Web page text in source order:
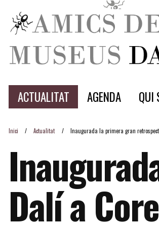
ACTUALITAT AGENDA QUI
Inici Actualitat Inaugurada la primera gran
Dalí a